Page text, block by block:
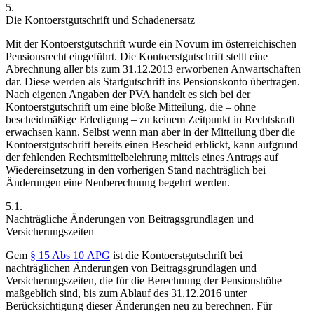
5.
Die Kontoerstgutschrift und Schadenersatz
Mit der Kontoerstgutschrift wurde ein Novum im österreichischen
Pensionsrecht eingeführt. Die Kontoerstgutschrift stellt eine
Abrechnung aller bis zum 31.12.2013 erworbenen Anwartschaften
dar. Diese werden als Startgutschrift ins Pensionskonto übertragen.
Nach eigenen Angaben der PVA handelt es sich bei der
Kontoerstgutschrift um eine bloße Mitteilung, die – ohne
bescheidmäßige Erledigung – zu keinem Zeitpunkt in Rechtskraft
erwachsen kann. Selbst wenn man aber in der Mitteilung über die
Kontoerstgutschrift bereits einen Bescheid erblickt, kann aufgrund
der fehlenden Rechtsmittelbelehrung mittels eines Antrags auf
Wiedereinsetzung in den vorherigen Stand nachträglich bei
Änderungen eine Neuberechnung begehrt werden.
5.1.
Nachträgliche Änderungen von Beitragsgrundlagen und
Versicherungszeiten
Gem § 15 Abs 10 APG ist die Kontoerstgutschrift bei
nachträglichen Änderungen von Beitragsgrundlagen und
Versicherungszeiten, die für die Berechnung der Pensionshöhe
maßgeblich sind, bis zum Ablauf des 31.12.2016 unter
Berücksichtigung dieser Änderungen neu zu berechnen. Für